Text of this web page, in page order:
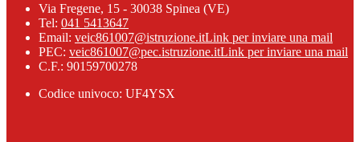
Via Fregene, 15 - 30038 Spinea (VE)
Tel: 041 5413647
Email: veic861007@istruzione.itLink per inviare una mail
PEC: veic861007@pec.istruzione.itLink per inviare una mail
C.F.: 90159700278
Codice univoco: UF4YSX